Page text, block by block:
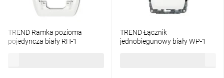
TREND Ramka pozioma
pojedyncza biały RH-1
TREND Łącznik
jednobiegunowy biały WP-1